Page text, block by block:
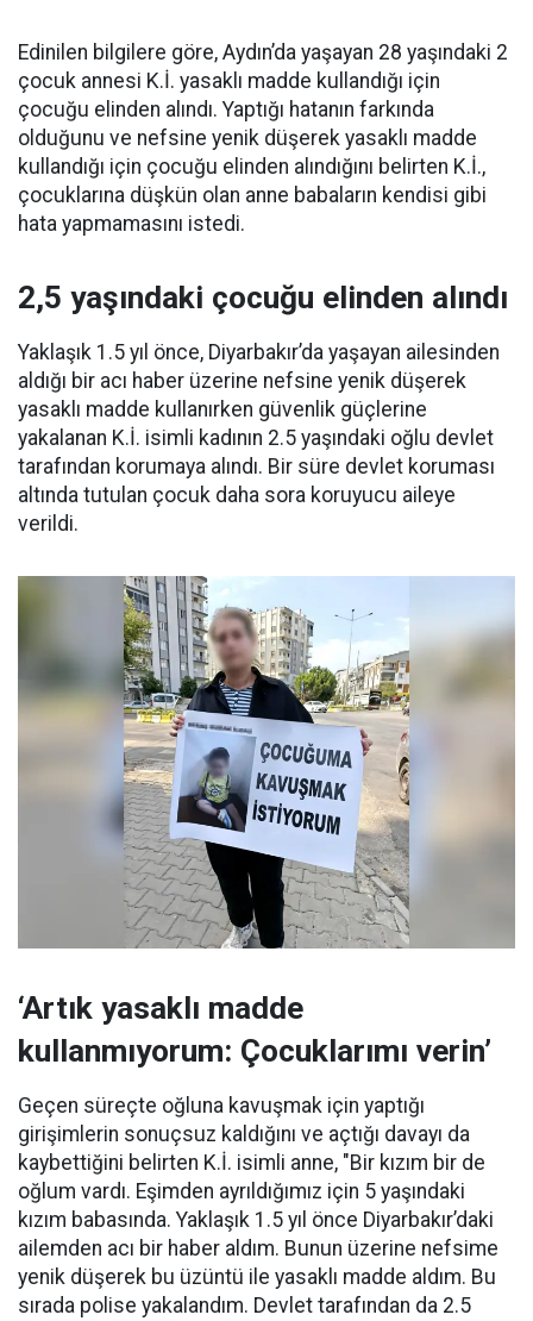
Edinilen bilgilere göre, Aydın’da yaşayan 28 yaşındaki 2
çocuk annesi K.İ. yasaklı madde kullandığı için
çocuğu elinden alındı. Yaptığı hatanın farkında
olduğunu ve nefsine yenik düşerek yasaklı madde
kullandığı için çocuğu elinden alındığını belirten K.İ.,
çocuklarına düşkün olan anne babaların kendisi gibi
hata yapmamasını istedi.
2,5 yaşındaki çocuğu elinden alındı
Yaklaşık 1.5 yıl önce, Diyarbakır’da yaşayan ailesinden
aldığı bir acı haber üzerine nefsine yenik düşerek
yasaklı madde kullanırken güvenlik güçlerine
yakalanan K.İ. isimli kadının 2.5 yaşındaki oğlu devlet
tarafından korumaya alındı. Bir süre devlet koruması
altında tutulan çocuk daha sora koruyucu aileye
verildi.
‘Artık yasaklı madde
kullanmıyorum: Çocuklarımı verin’
Geçen süreçte oğluna kavuşmak için yaptığı
girişimlerin sonuçsuz kaldığını ve açtığı davayı da
kaybettiğini belirten K.İ. isimli anne, "Bir kızım bir de
oğlum vardı. Eşimden ayrıldığımız için 5 yaşındaki
kızım babasında. Yaklaşık 1.5 yıl önce Diyarbakır’daki
ailemden acı bir haber aldım. Bunun üzerine nefsime
yenik düşerek bu üzüntü ile yasaklı madde aldım. Bu
sırada polise yakalandım. Devlet tarafından da 2.5